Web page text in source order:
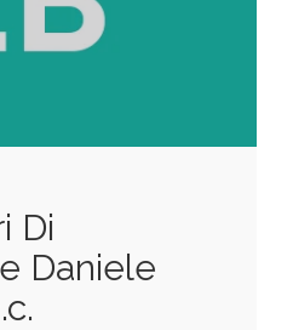
Di
Daniele